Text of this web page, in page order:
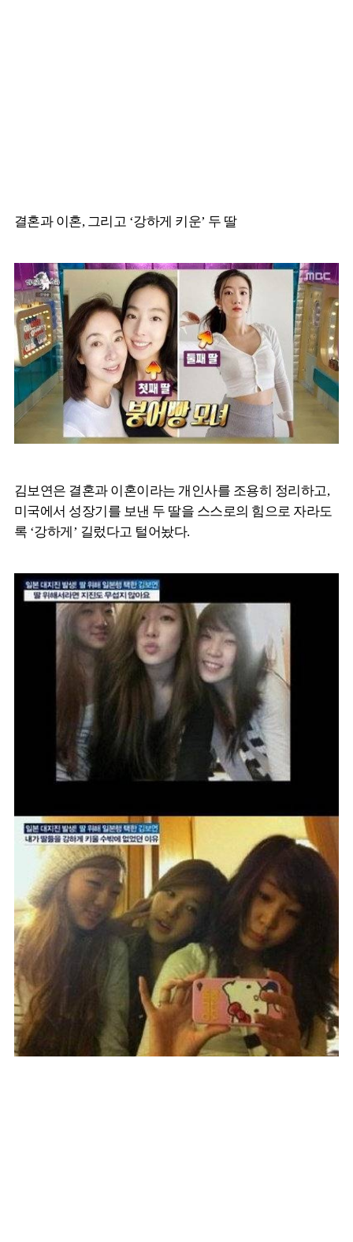
결혼과 이혼, 그리고 ‘강하게 키운’ 두 딸
김보연은 결혼과 이혼이라는 개인사를 조용히 정리하고,
미국에서 성장기를 보낸 두 딸을 스스로의 힘으로 자라도
록 ‘강하게’ 길렀다고 털어놨다.